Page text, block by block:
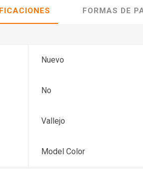
FORMAS DE
Nuevo
No
Vallejo
Model Color